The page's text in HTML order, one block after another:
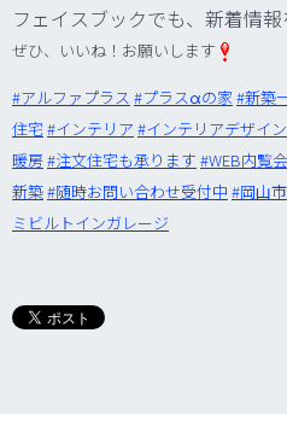
フェイスブックでも、新着情報
ぜひ、いいね！お願いします
‪#‎アルファプラス‬ ‪#‎プラスαの家‬‪#‎新築
住宅‬‪#‎インテリア‬ ‪#‎インテリアデザイン‬
暖房‬‪#‎注文住宅も承ります‬ ‪#‎WEB内覧会‬
新築‬‪#‎随時お問い合わせ受付中‬ ‪#‎岡山
ミビルトインガレージ‬